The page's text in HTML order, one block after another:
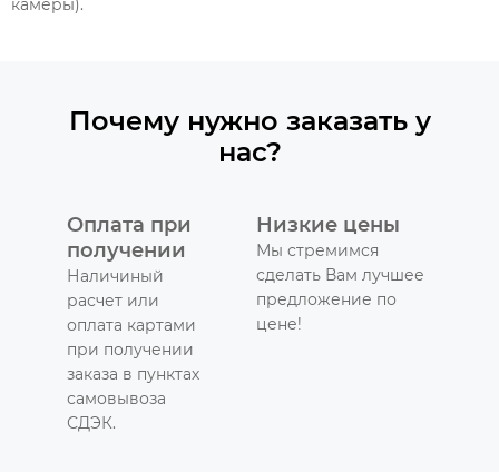
камеры).
Почему нужно заказать у
нас?
Оплата при
получении
Наличиный
расчет или
оплата картами
при получении
заказа в пунктах
самовывоза
СДЭК.
Низкие цены
Мы стремимся
сделать Вам лучшее
предложение по
цене!